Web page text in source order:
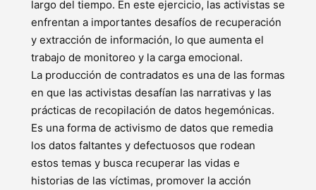
largo del tiempo. En este ejercicio, las activistas se
enfrentan a importantes desafíos de recuperación
y extracción de información, lo que aumenta el
trabajo de monitoreo y la carga emocional.
La producción de contradatos es una de las formas
en que las activistas desafían las narrativas y las
prácticas de recopilación de datos hegemónicas.
Es una forma de activismo de datos que remedia
los datos faltantes y defectuosos que rodean
estos temas y busca recuperar las vidas e
historias de las víctimas, promover la acción